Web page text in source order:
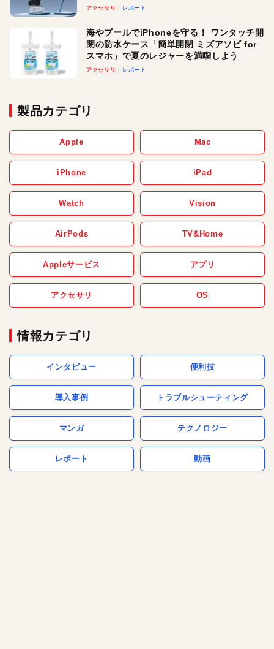
ースでおしゃれに充電したい人にオスス
アクセサリ レポート
海やプールでiPhoneを守る！ ワンタッチ開
閉の防水ケース「簡単開閉 ミズアソビ for
スマホ」で夏のレジャーを満喫しよう
アクセサリ レポート
製品カテゴリ
Apple Mac
iPhone iPad
Watch Vision
AirPods TV&Home
Appleサービス アプリ
アクセサリ OS
情報カテゴリ
インタビュー 便利技
導入事例 トラブルシューティング
マンガ テクノロジー
レポート 動画